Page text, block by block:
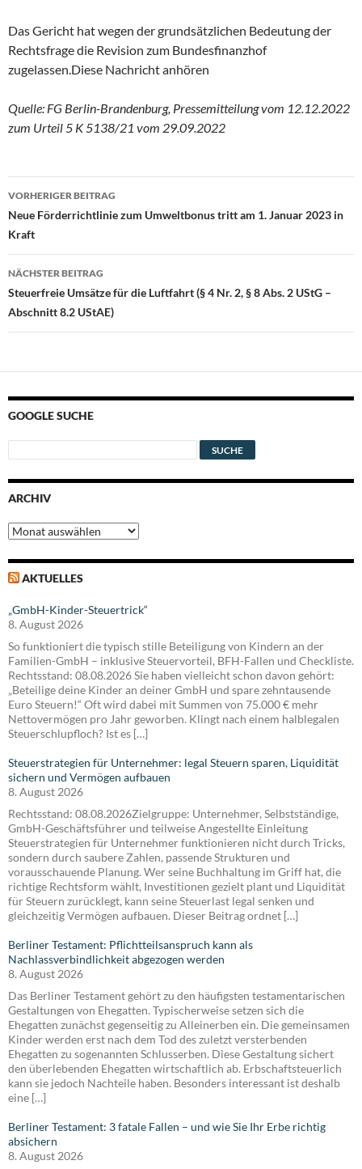
Das Gericht hat wegen der grundsätzlichen Bedeutung der
Rechtsfrage die Revision zum Bundesfinanzhof
zugelassen. Diese Nachricht anhören
Quelle: FG Berlin-Brandenburg, Pressemitteilung vom 12.12.2022
zum Urteil 5 K 5138/21 vom 29.09.2022
Beitragsnavigation
VORHERIGER BEITRAG
Neue Förderrichtlinie zum Umweltbonus tritt am 1. Januar 2023 in
Kraft
NÄCHSTER BEITRAG
Steuerfreie Umsätze für die Luftfahrt (§ 4 Nr. 2, § 8 Abs. 2 UStG –
Abschnitt 8.2 UStAE)
GOOGLE SUCHE
ARCHIV
Archiv
AKTUELLES
„GmbH-Kinder-Steuertrick“
8. August 2026
So funktioniert die typisch stille Beteiligung von Kindern an der
Familien-GmbH – inklusive Steuervorteil, BFH-Fallen und Checkliste.
Rechtsstand: 08.08.2026 Sie haben vielleicht schon davon gehört:
„Beteilige deine Kinder an deiner GmbH und spare zehntausende
Euro Steuern!“ Oft wird dabei mit Summen von 75.000 € mehr
Nettovermögen pro Jahr geworben. Klingt nach einem halblegalen
Steuerschlupfloch? Ist es […]
Steuerstrategien für Unternehmer: legal Steuern sparen, Liquidität
sichern und Vermögen aufbauen
8. August 2026
Rechtsstand: 08.08.2026Zielgruppe: Unternehmer, Selbstständige,
GmbH-Geschäftsführer und teilweise Angestellte Einleitung
Steuerstrategien für Unternehmer funktionieren nicht durch Tricks,
sondern durch saubere Zahlen, passende Strukturen und
vorausschauende Planung. Wer seine Buchhaltung im Griff hat, die
richtige Rechtsform wählt, Investitionen gezielt plant und Liquidität
für Steuern zurücklegt, kann seine Steuerlast legal senken und
gleichzeitig Vermögen aufbauen. Dieser Beitrag ordnet […]
Berliner Testament: Pflichtteilsanspruch kann als
Nachlassverbindlichkeit abgezogen werden
8. August 2026
Das Berliner Testament gehört zu den häufigsten testamentarischen
Gestaltungen von Ehegatten. Typischerweise setzen sich die
Ehegatten zunächst gegenseitig zu Alleinerben ein. Die gemeinsamen
Kinder werden erst nach dem Tod des zuletzt versterbenden
Ehegatten zu sogenannten Schlusserben. Diese Gestaltung sichert
den überlebenden Ehegatten wirtschaftlich ab. Erbschaftsteuerlich
kann sie jedoch Nachteile haben. Besonders interessant ist deshalb
eine […]
Berliner Testament: 3 fatale Fallen – und wie Sie Ihr Erbe richtig
absichern
8. August 2026